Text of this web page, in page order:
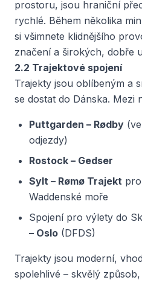
prostoru, jsou hraniční
rychlé. Během několika
si všimnete klidnějšího
značení a širokých, dobře
2.2 Trajektové spojení
Trajekty jsou oblíbeným a
se dostat do Dánska. Mezi
Puttgarden – Rødby
odjezdy)
Rostock – Gedser
Sylt – Rømø Trajekt
Waddenské moře
Spojení pro výlety do
– Oslo (DFDS)
Trajekty jsou moderní,
spolehlivé – skvělý